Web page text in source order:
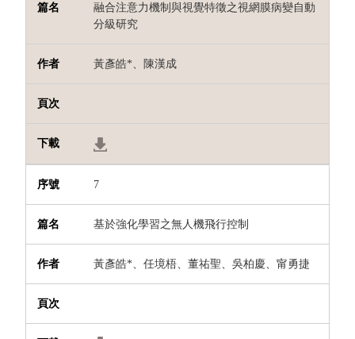
融合注意力機制與視覺特徵之視網膜病變自動
分級研究
黃彥皓* 、陳漢成
7
基於強化學習之無人機飛行控制
黃彥皓*、任境梧、董祐聖、吳柏慶、甯勇捷